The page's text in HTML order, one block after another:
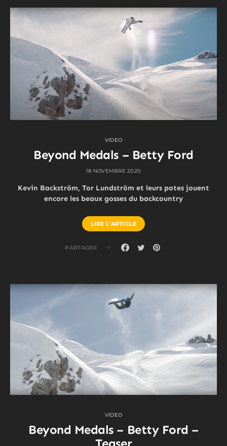
VIDEO
Beyond Medals – Betty Ford
18 NOVEMBRE 2020
Kevin Backström, Tor Lundström et leurs potes jouent
encore les beaux gosses du backcountry
LIRE L'ARTICLE
PARTAGER
VIDEO
Beyond Medals – Betty Ford –
Teaser